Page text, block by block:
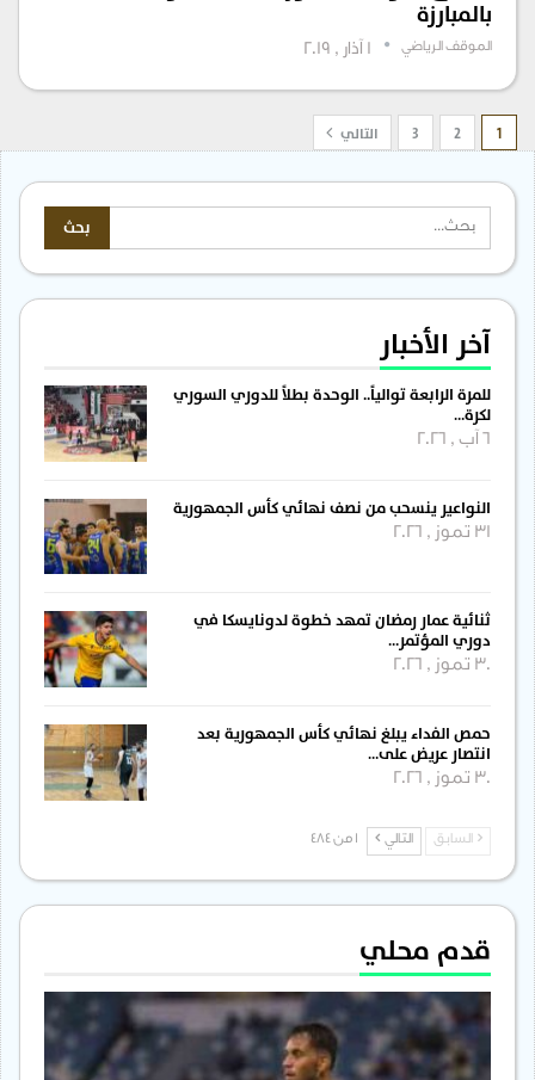
بالمبارزة
الموقف الرياضي
التالي
آخر الأخبار
للمرة الرابعة توالياً.. الوحدة بطلاً للدوري السوري
لكرة…
النواعير ينسحب من نصف نهائي كأس الجمهورية
31 تموز , 2026
ثنائية عمار رمضان تمهد خطوة لدونايسكا في
دوري المؤتمر…
30 تموز , 2026
حمص الفداء يبلغ نهائي كأس الجمهورية بعد
انتصار عريض على…
30 تموز , 2026
السابق التالي
قدم محلي